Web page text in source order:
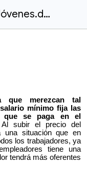
703. La opción por los Jóvenes.docx
que merezcan tal
mínimo fija las
que se paga en el
Al subir el precio del
una situación que en
los trabajadores, ya
tiene una
tendrá más oferentes